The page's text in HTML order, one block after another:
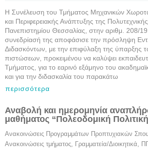
Η Συνέλευση του Τμήματος Μηχανικών
και Περιφερειακής Ανάπτυξης της
Πανεπιστημίου Θεσσαλίας, στην αριθμ. 208/
συνεδρίασή της αποφάσισε την πρόσληψη
Διδασκόντων, με την επιφύλαξη της ύπαρξης
πιστώσεων, προκειμένου να καλύψει
Τμήματος, για το εαρινό εξάμηνο του
και για την διδασκαλία του παρακάτω
περισσότερα
Αναβολή και ημερομηνία
μαθήματος “Πολεοδομική
Ανακοινώσεις Προγραμμάτων Προπτυχιακών
Ανακοινώσεις τμήματος, Γραμματεία/Διοικητικά,